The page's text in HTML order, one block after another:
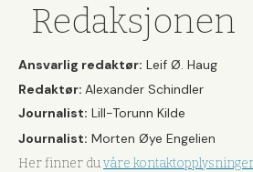
Redaksjonen
Ansvarlig redaktør: Leif Ø. Haug
Redaktør: Alexander Schindler
Journalist: Lill-Torunn Kilde
Journalist: Morten Øye Engelien
Her finner duvåre kontaktopplysninger